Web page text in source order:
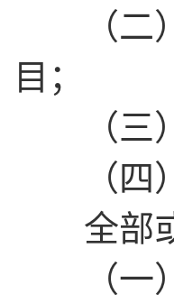
（二）
目；
（三）
（四）
全部或
（一）